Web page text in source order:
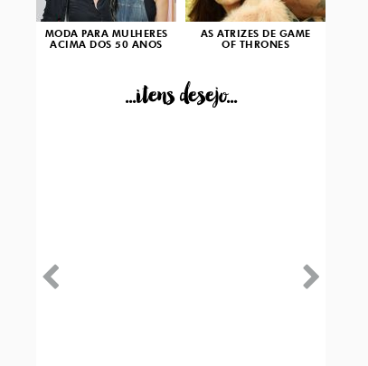
MODA PARA MULHERES
ACIMA DOS 50 ANOS
AS ATRIZES DE GAME
OF THRONES
...itens desejo...